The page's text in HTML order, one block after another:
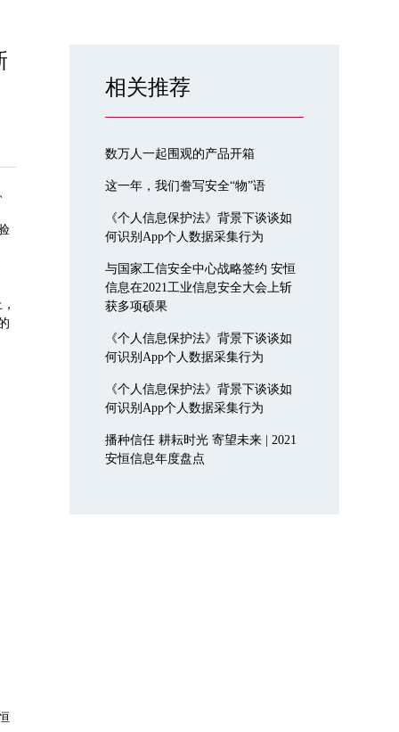
相关推荐
数万人一起围观的产品开箱
这一年，我们誊写安全“物”语
《个人信息保护法》背景下谈谈如
何识别App个人数据采集行为
与国家工信安全中心战略签约 安恒
信息在2021工业信息安全大会上斩
获多项硕果
《个人信息保护法》背景下谈谈如
何识别App个人数据采集行为
《个人信息保护法》背景下谈谈如
何识别App个人数据采集行为
播种信任 耕耘时光 寄望未来 | 2021
安恒信息年度盘点